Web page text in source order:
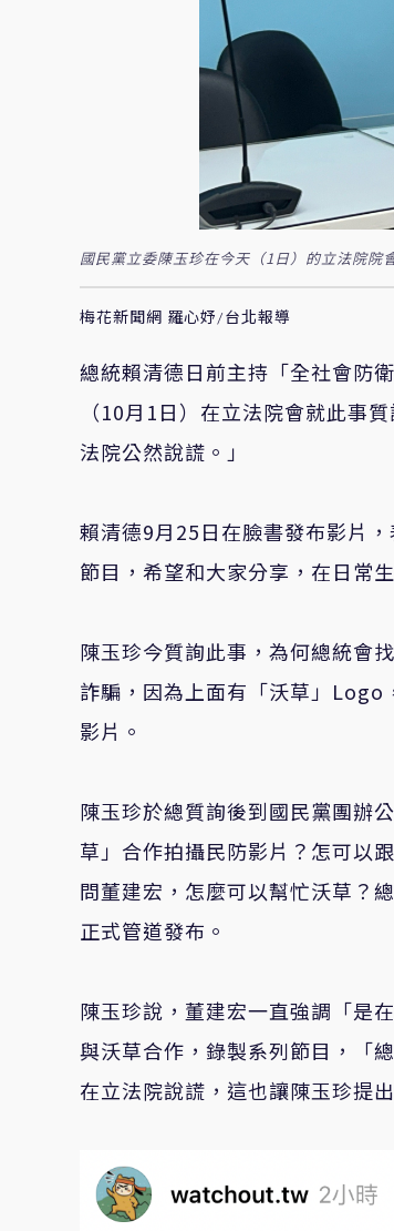
國民黨立委陳玉珍在今天（1日）的立法院
梅花新聞網 羅心妤/台北報導
總統賴清德日前主持「全社會防
（10月1日）在立法院會就此事
法院公然說謊。」
賴清德9月25日在臉書發布影片
節目，希望和大家分享，在日常
陳玉珍今質詢此事，為何總統會
詐騙，因為上面有「沃草」Logo
影片。
陳玉珍於總質詢後到國民黨團辦
草」合作拍攝民防影片？怎可以
問董建宏，怎麼可以幫忙沃草？
正式管道發布。
陳玉珍說，董建宏一直強調「是
與沃草合作，錄製系列節目，「
在立法院說謊，這也讓陳玉珍提